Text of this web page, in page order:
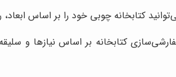
کتابخانه چوبی خود را بر اساس
کتابخانه بر اساس نیازها و